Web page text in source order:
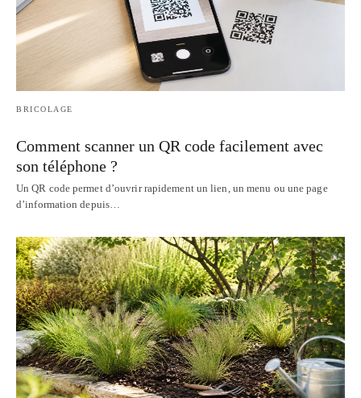
BRICOLAGE
Comment scanner un QR code facilement avec
son téléphone ?
Un QR code permet d’ouvrir rapidement un lien, un menu ou une page
d’information depuis…